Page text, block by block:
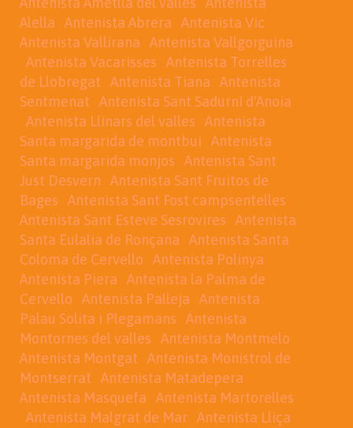
Alella
Antenista Abrera
Antenista Vic
Antenista Vallirana
Antenista Vallgorguina
Antenista Vacarisses
Antenista Torrelles
de Llobregat
Antenista Tiana
Antenista
Sentmenat
Antenista Sant Sadurní d'Anoia
Antenista Llinars del valles
Antenista
Santa margarida de montbui
Antenista
Santa margarida monjos
Antenista Sant
Just Desvern
Antenista Sant Fruitos de
Bages
Antenista Sant Fost campsentelles
Antenista Sant Esteve Sesrovires
Antenista
Santa Eulalia de Ronçana
Antenista Santa
Coloma de Cervello
Antenista Polinya
Antenista Piera
Antenista la Palma de
Cervello
Antenista Palleja
Antenista
Palau Solita i Plegamans
Antenista
Montornes del valles
Antenista Montmelo
Antenista Montgat
Antenista Monistrol de
Montserrat
Antenista Matadepera
Antenista Masquefa
Antenista Martorelles
Antenista Malgrat de Mar Antenista Lliça